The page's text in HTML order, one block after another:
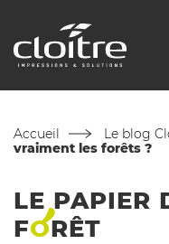
Accueil Le blog
vraiment les forêts ?
LE PAPIER
FORÊT